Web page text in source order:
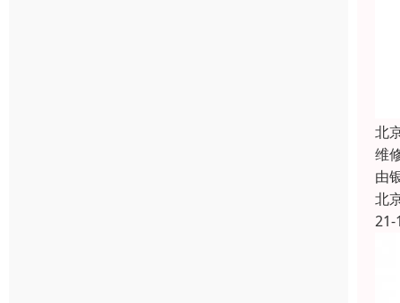
北
维
由
北
21-